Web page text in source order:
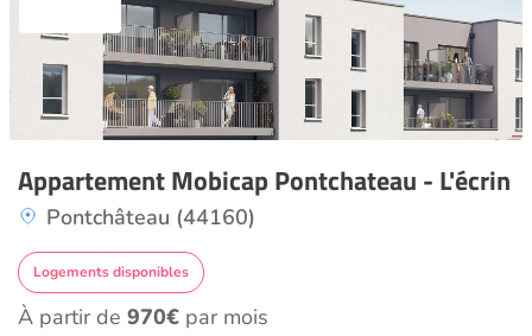
Appartement Mobicap Pontchateau - L'écrin
Pontchâteau (44160)
Logements disponibles
À partir de 970€ par mois